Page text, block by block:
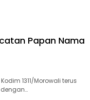
Papan Nama
1311/Morowali terus
dengan…